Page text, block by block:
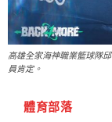
高雄全家海神職業籃球隊
員肯定。
體育部落